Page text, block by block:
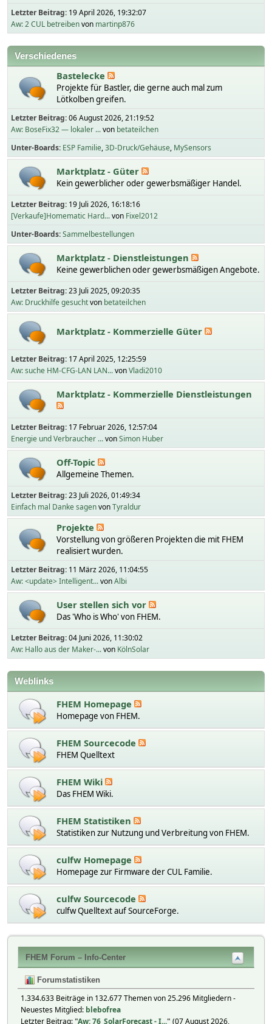
Letzter Beitrag: 19 April 2026, 19:32:07
Aw: 2 CUL betreibenvon martinp876
Verschiedenes
Bastelecke
Projekte für Bastler, die gerne auch mal zum
Lötkolben greifen.
Letzter Beitrag:06 August 2026, 21:19:52
Aw: BoseFix32 — lokaler ...von betateilchen
Unter-Boards ESP Familie 3D-Druck/Gehäuse MySensors
Marktplatz - Güter
Kein gewerblicher oder gewerbsmäßiger Handel.
Letzter Beitrag: 19 Juli 2026, 16:18:16
[Verkaufe]Homematic Hard...von Fixel2012
Unter-Boards Sammelbestellungen
Marktplatz - Dienstleistungen
Keine gewerblichen oder gewerbsmäßigen Angebote.
Letzter Beitrag:23 Juli 2025, 09:20:35
Aw: Druckhilfe gesuchtvon betateilchen
Marktplatz - Kommerzielle Güter
Letzter Beitrag: 17 April 2025, 12:25:59
Aw: suche HM-CFG-LAN LAN...vonVladi2010
Marktplatz - Kommerzielle Dienstleistungen
Letzter Beitrag: 17 Februar 2026, 12:57:04
Energie und Verbraucher ...vonSimon Huber
Off-Topic
Allgemeine Themen.
Letzter Beitrag:23 Juli 2026, 01:49:34
Einfach mal Danke sagenvonTyraldur
Projekte
Vorstellung von größeren Projekten die mit FHEM
realisiert wurden.
Letzter Beitrag: 11 März 2026, 11:04:55
Aw: <update> Intelligent...vonAlbi
User stellen sich vor
Das 'Who is Who' von FHEM.
Letzter Beitrag:04 Juni 2026, 11:30:02
Aw: Hallo aus der Maker-...von KölnSolar
Weblinks
FHEM Homepage
Homepage von FHEM.
FHEM Sourcecode
FHEM Quelltext
FHEM Wiki
Das FHEM Wiki.
FHEM Statistiken
Statistiken zur Nutzung und Verbreitung von FHEM.
culfw Homepage
Homepage zur Firmware der CUL Familie.
culfw Sourcecode
culfw Quelltext auf SourceForge.
FHEM Forum – Info-Center
Forumstatistiken
1.334.633 Beiträge in 132.677 Themen von 25.296 Mitgliedern -
Neuestes Mitglied: blebofrea
Letzter Beitrag:"Aw: 76_SolarForecast - I..." (07 August 2026,